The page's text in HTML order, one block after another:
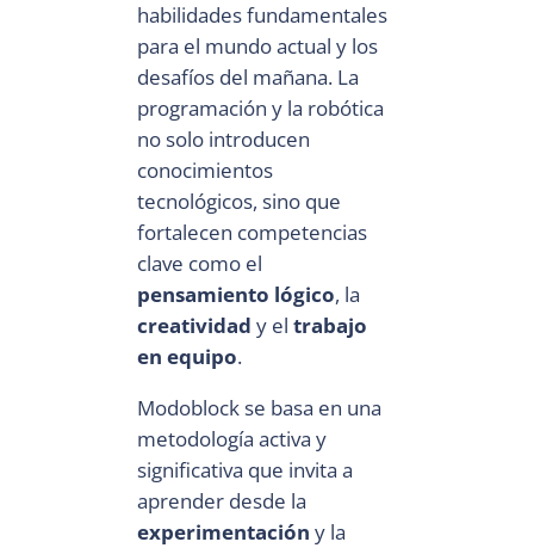
habilidades fundamentales
para el mundo actual y los
desafíos del mañana. La
programación y la robótica
no solo introducen
conocimientos
tecnológicos, sino que
fortalecen competencias
clave como el
pensamiento lógico, la
creatividad y eltrabajo
en equipo.
Modoblock se basa en una
metodología activa y
significativa que invita a
aprender desde la
experimentación y la